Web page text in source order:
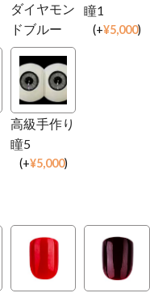
ダイヤモン
ドブルー
瞳1
(+¥5,000)
高級手作り
瞳5
(+¥5,000)